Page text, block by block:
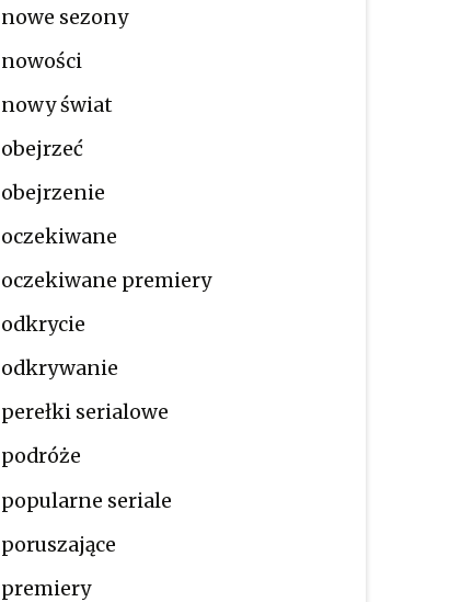
nowe sezony
nowości
nowy świat
obejrzeć
obejrzenie
oczekiwane
oczekiwane premiery
odkrycie
odkrywanie
perełki serialowe
podróże
popularne seriale
poruszające
premiery